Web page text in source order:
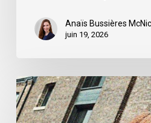
Québec
Anaïs Bussières
juin 19, 2026
L’ACLC
se
joint